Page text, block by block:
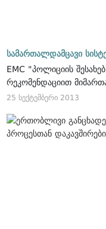
სამართალდამცავი
EMC "პოლიციის
რეკომენდაციით
25 სექტემბერი 2013